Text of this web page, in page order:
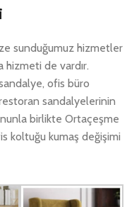
sunduğumuz hizmetler
hizmeti de vardır.
ofis büro
sandalyelerinin
birlikte Ortaçeşme
koltuğu kumaş değişimi